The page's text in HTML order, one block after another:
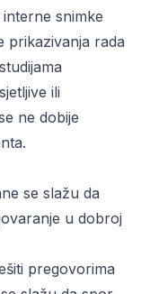
snimke
prikazivanja rada
ili
ne dobije
se slažu da
u dobroj
pregovorima